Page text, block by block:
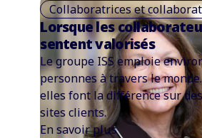
Collaboratrices et
Lorsque les
sentent valorisés
Le groupe ISS emploie
personnes à travers le
elles font la différence sur
sites clients.
En savoir plus